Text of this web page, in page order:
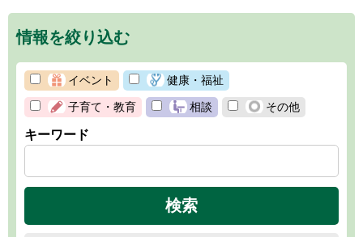
情報を絞り込む
イベント 健康・福祉
子育て・教育 相談 その他
キーワード